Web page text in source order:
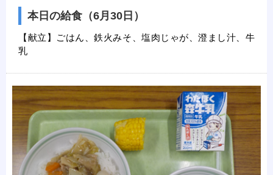
本日の給食（6月30日）
【献立】ごはん、鉄火みそ、塩肉じゃが、澄まし汁、牛
乳